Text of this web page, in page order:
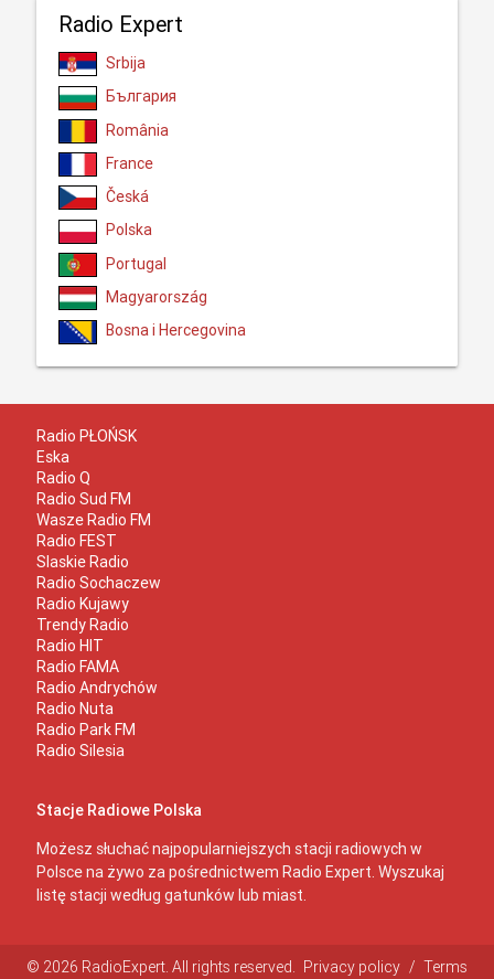
Radio Expert
Srbija
България
România
France
Česká
Polska
Portugal
Magyarország
Bosna i Hercegovina
Radio PŁOŃSK
Eska
Radio Q
Radio Sud FM
Wasze Radio FM
Radio FEST
Slaskie Radio
Radio Sochaczew
Radio Kujawy
Trendy Radio
Radio HIT
Radio FAMA
Radio Andrychów
Radio Nuta
Radio Park FM
Radio Silesia
Stacje Radiowe Polska
Możesz słuchać najpopularniejszych stacji radiowych w
Polsce na żywo za pośrednictwem Radio Expert. Wyszukaj
listę stacji według gatunków lub miast.
© 2026 RadioExpert. All rights reserved. Privacy policy / Terms